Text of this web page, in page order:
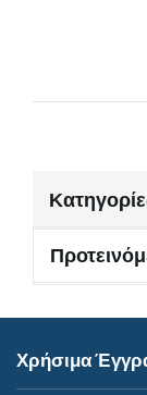
Χρήσιμα